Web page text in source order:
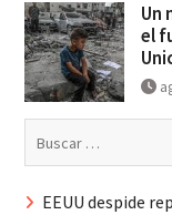
Un
el
EEUU despide